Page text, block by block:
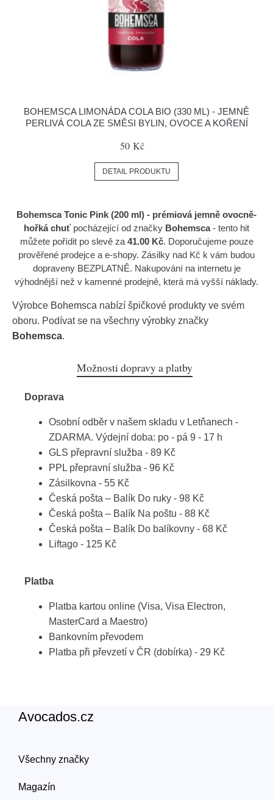
BOHEMSCA LIMONÁDA COLA BIO (330 ML) - JEMNĚ
PERLIVÁ COLA ZE SMĚSI BYLIN, OVOCE A KOŘENÍ
50 Kč
DETAIL PRODUKTU
Bohemsca Tonic Pink (200 ml) - prémiová jemně ovocně-
hořká chuťpocházející od značky Bohemsca- tento hit
můžete pořídit po slevě za 41.00 Kč. Doporučujeme pouze
prověřené prodejce a e-shopy. Zásilky nad Kč k vám budou
dopraveny BEZPLATNĚ. Nakupování na internetu je
výhodnější než v kamenné prodejně, která má vyšší náklady.
Výrobce Bohemsca nabízí špičkové produkty ve svém
oboru. Podívat se na všechny výrobky značky
Bohemsca.
Možnosti dopravy a platby
Doprava
Osobní odběr v našem skladu v Letňanech -
ZDARMA. Výdejní doba: po - pá 9 - 17 h
GLS přepravní služba - 89 Kč
PPL přepravní služba - 96 Kč
Zásilkovna - 55 Kč
Česká pošta – Balík Do ruky - 98 Kč
Česká pošta – Balík Na poštu - 88 Kč
Česká pošta – Balík Do balíkovny - 68 Kč
Liftago - 125 Kč
Platba
Platba kartou online (Visa, Visa Electron,
MasterCard a Maestro)
Bankovním převodem
Platba při převzetí v ČR (dobírka) - 29 Kč
Avocados.cz
Všechny značky
Magazín